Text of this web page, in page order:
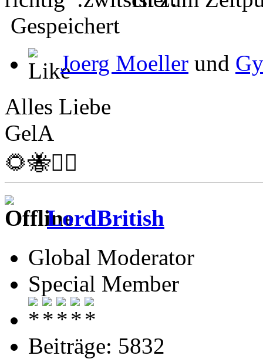
Gespeichert
Joerg Moeller und
Alles Liebe
GelA
🌻🐝🏴‍☠️
LordBritish
Global Moderator
Special Member
Beiträge: 5832